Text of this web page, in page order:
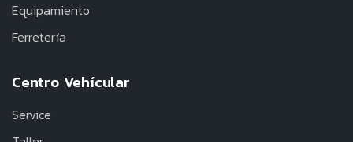
Equipamiento
Ferretería
Centro Vehícular
Service